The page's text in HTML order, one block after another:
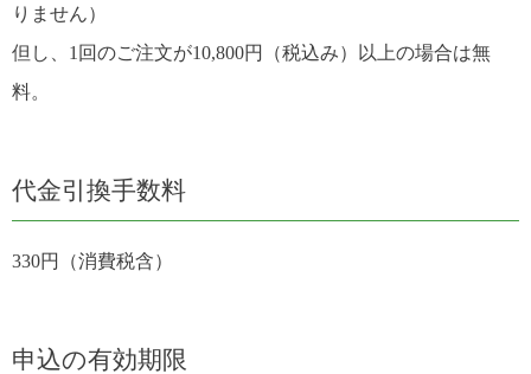
りません）
但し、1回のご注文が10,800円（税込み）以上の場合は無
料。
代金引換手数料
330円（消費税含）
申込の有効期限